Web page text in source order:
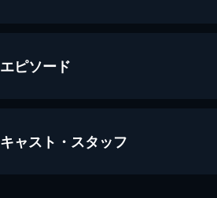
エピソード
説きふせられて
キャスト・スタッフ